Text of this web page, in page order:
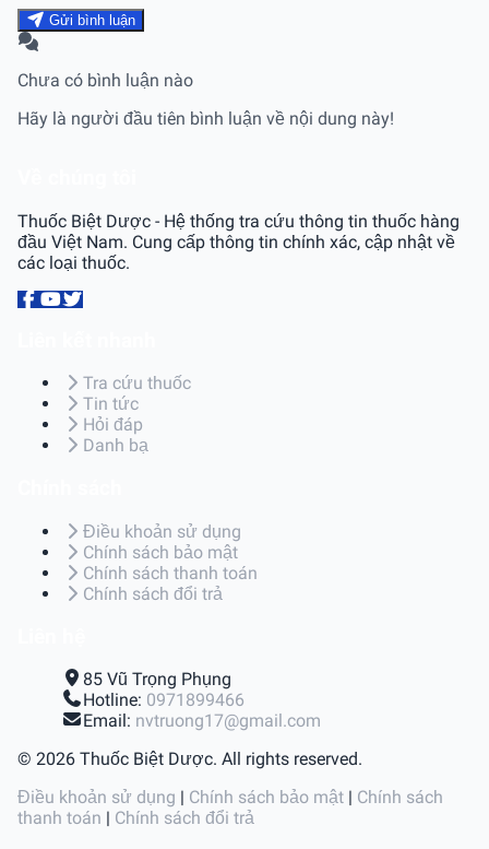
Gửi bình luận
Chưa có bình luận nào
Hãy là người đầu tiên bình luận về nội dung này!
Thuốc Biệt Dược - Hệ thống tra cứu thông tin thuốc hàng
đầu Việt Nam. Cung cấp thông tin chính xác, cập nhật về
các loại thuốc.
Tra cứu thuốc
Tin tức
Hỏi đáp
Danh bạ
Điều khoản sử dụng
Chính sách bảo mật
Chính sách thanh toán
Chính sách đổi trả
85 Vũ Trọng Phụng
Hotline: 0971899466
Email: nvtruong17@gmail.com
© 2026 Thuốc Biệt Dược. All rights reserved.
Điều khoản sử dụng | Chính sách bảo mật | Chính sách
thanh toán | Chính sách đổi trả